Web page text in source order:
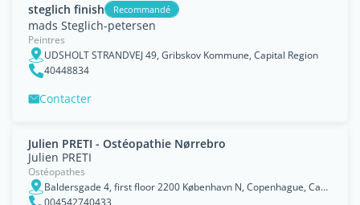
steglich finish Recommandé
mads Steglich-petersen
Peintres
UDSHOLT STRANDVEJ 49, Gribskov Kommune, Capital Region
40448834
Contacter
Julien PRETI - Ostéopathie Nørrebro
Julien PRETI
Ostéopathes
Baldersgade 4, first floor 2200 København N, Copenhague, Capital Region
004542740433